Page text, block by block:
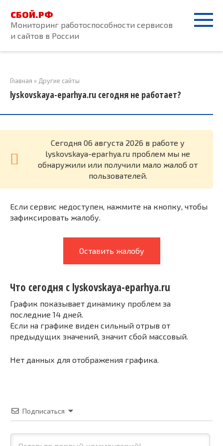
контенту
СБОЙ.РФ
Мониторинг работоспособности сервисов
и сайтов в России
Главная » Другие сайты
lyskovskaya-eparhya.ru сегодня не работает?
Cегодня 06 августа 2026 в работе у
lyskovskaya-eparhya.ru проблем мы не
обнаружили или получили мало жалоб от
пользователей.
Если сервис недоступен, нажмите на кнопку, чтобы
зафиксировать жалобу.
Оставить жалобу
Что сегодня с lyskovskaya-eparhya.ru
График показывает динамику проблем за
последние 14 дней.
Если на графике виден сильный отрыв от
предыдущих значений, значит сбой массовый.
Нет данных для отображения графика.
Подписаться